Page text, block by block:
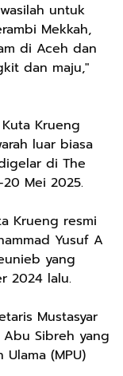
untuk
Mekkah,
di Aceh dan
dan maju,"
Krueng
luar biasa
di The
Mei 2025.
Krueng resmi
Yusuf A
yang
2024 lalu.
Mustasyar
Abu Sibreh yang
(MPU)